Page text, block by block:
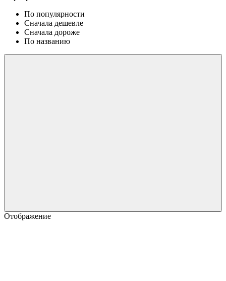
По популярности
Сначала дешевле
Сначала дороже
По названию
Отображение